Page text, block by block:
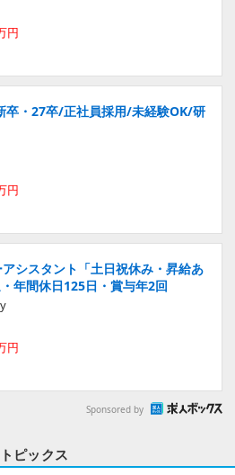
円
卒・27卒/正社員採用/未経験OK/研
円
シスタント「土日祝休み・昇給あ
年間休日125日・賞与年2回
円
Sponsored by
トピックス